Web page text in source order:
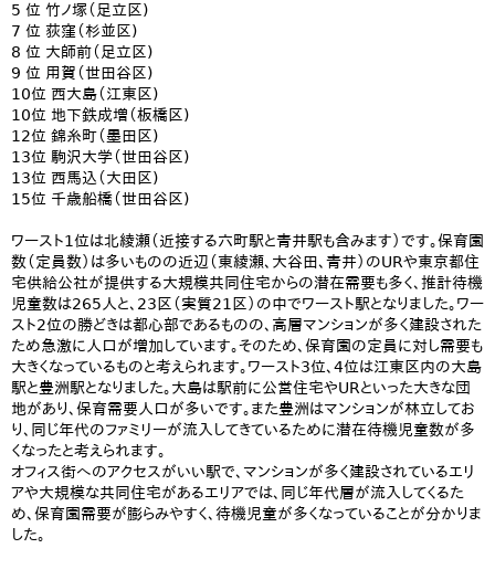
5 位 竹ノ塚（足立区)
7 位 荻窪（杉並区)
8 位 大師前（足立区)
9 位 用賀（世田谷区)
10位 西大島（江東区)
10位 地下鉄成増（板橋区)
12位 錦糸町（墨田区)
13位 駒沢大学（世田谷区)
13位 西馬込（大田区)
15位 千歳船橋（世田谷区)
ワースト1位は北綾瀬（近接する六町駅と青井駅も含みます）です。保育園
数（定員数）は多いものの近辺（東綾瀬、大谷田、青井）のURや東京都住
宅供給公社が提供する大規模共同住宅からの潜在需要も多く、推計待機
児童数は265人と、23区（実質21区）の中でワースト駅となりました。ワー
スト2位の勝どきは都心部であるものの、高層マンションが多く建設された
ため急激に人口が増加しています。そのため、保育園の定員に対し需要も
大きくなっているものと考えられます。ワースト3位、4位は江東区内の大島
駅と豊洲駅となりました。大島は駅前に公営住宅やURといった大きな団
地があり、保育需要人口が多いです。また豊洲はマンションが林立してお
り、同じ年代のファミリーが流入してきているために潜在待機児童数が多
くなったと考えられます。
オフィス街へのアクセスがいい駅で、マンションが多く建設されているエリ
アや大規模な共同住宅があるエリアでは、同じ年代層が流入してくるた
め、保育園需要が膨らみやすく、待機児童が多くなっていることが分かりま
した。